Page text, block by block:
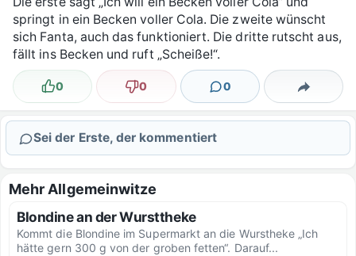
springt in ein Becken voller Cola. Die zweite wünscht
sich Fanta, auch das funktioniert. Die dritte rutscht aus,
fällt ins Becken und ruft „Scheiße!“.
Lustig
0 Nicht lustig
0 0
Kommentare Teilen
Sei der Erste, der kommentiert
Mehr Allgemeinwitze
Blondine an der Wursttheke
Kommt die Blondine im Supermarkt an die Wurstheke „Ich
hätte gern 300 g von der groben fetten“. Darauf...